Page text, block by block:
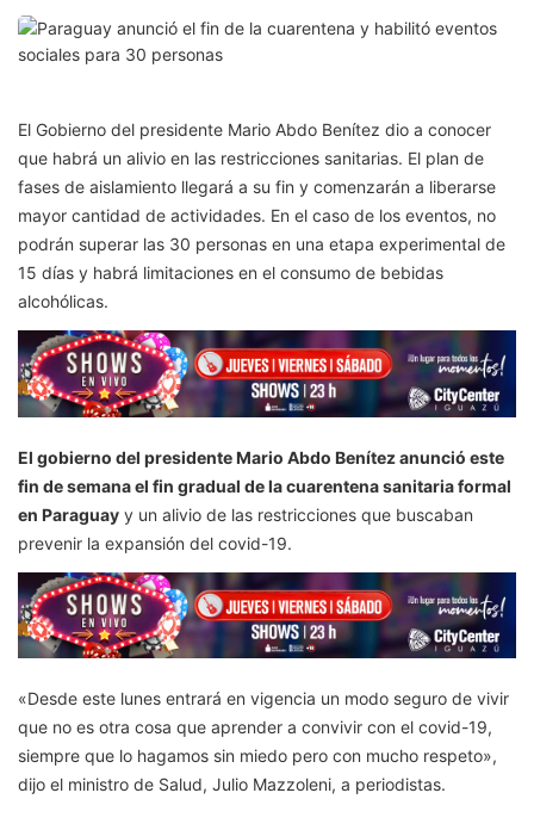
El Gobierno del presidente Mario Abdo Benítez dio a conocer
que habrá un alivio en las restricciones sanitarias. El plan de
fases de aislamiento llegará a su fin y comenzarán a liberarse
mayor cantidad de actividades. En el caso de los eventos, no
podrán superar las 30 personas en una etapa experimental de
15 días y habrá limitaciones en el consumo de bebidas
alcohólicas.
El gobierno del presidente Mario Abdo Benítez anunció este
fin de semana el fin gradual de la cuarentena sanitaria formal
en Paraguay y un alivio de las restricciones que buscaban
prevenir la expansión del covid-19.
«Desde este lunes entrará en vigencia un modo seguro de vivir
que no es otra cosa que aprender a convivir con el covid-19,
siempre que lo hagamos sin miedo pero con mucho respeto»,
dijo el ministro de Salud, Julio Mazzoleni, a periodistas.